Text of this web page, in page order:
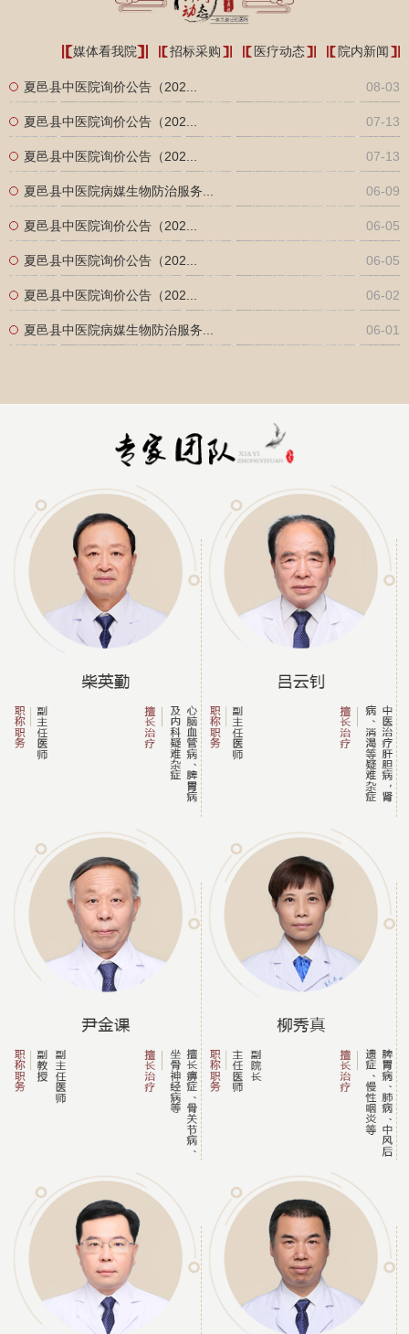
院内新闻
医疗动态
招标采购
媒体看我院
夏邑县中医院询价公告（202... 08-03
夏邑县中医院询价公告（202... 07-13
夏邑县中医院询价公告（202... 07-13
夏邑县中医院病媒生物防治服务... 06-09
夏邑县中医院询价公告（202... 06-05
夏邑县中医院询价公告（202... 06-05
夏邑县中医院询价公告（202... 06-02
夏邑县中医院病媒生物防治服务... 06-01